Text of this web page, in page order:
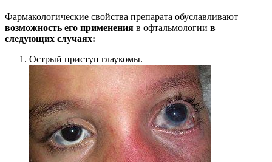
Фармакологические свойства препарата обуславливают
возможность его применения в офтальмологии в
следующих случаях:
Острый приступ глаукомы.